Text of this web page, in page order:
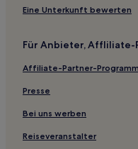
Hotels mit inbegriffenem
Familien in Pooler
Familien in Wassaw
Hotels mit inbegriffenem
Hotels mit Parkplatz in
Familien nahe Driftwood
Eine Unterkunft bewerten
Für Anbieter,
Affiliate-Partner-Programm
Presse
Bei uns werben
Reiseveranstalter